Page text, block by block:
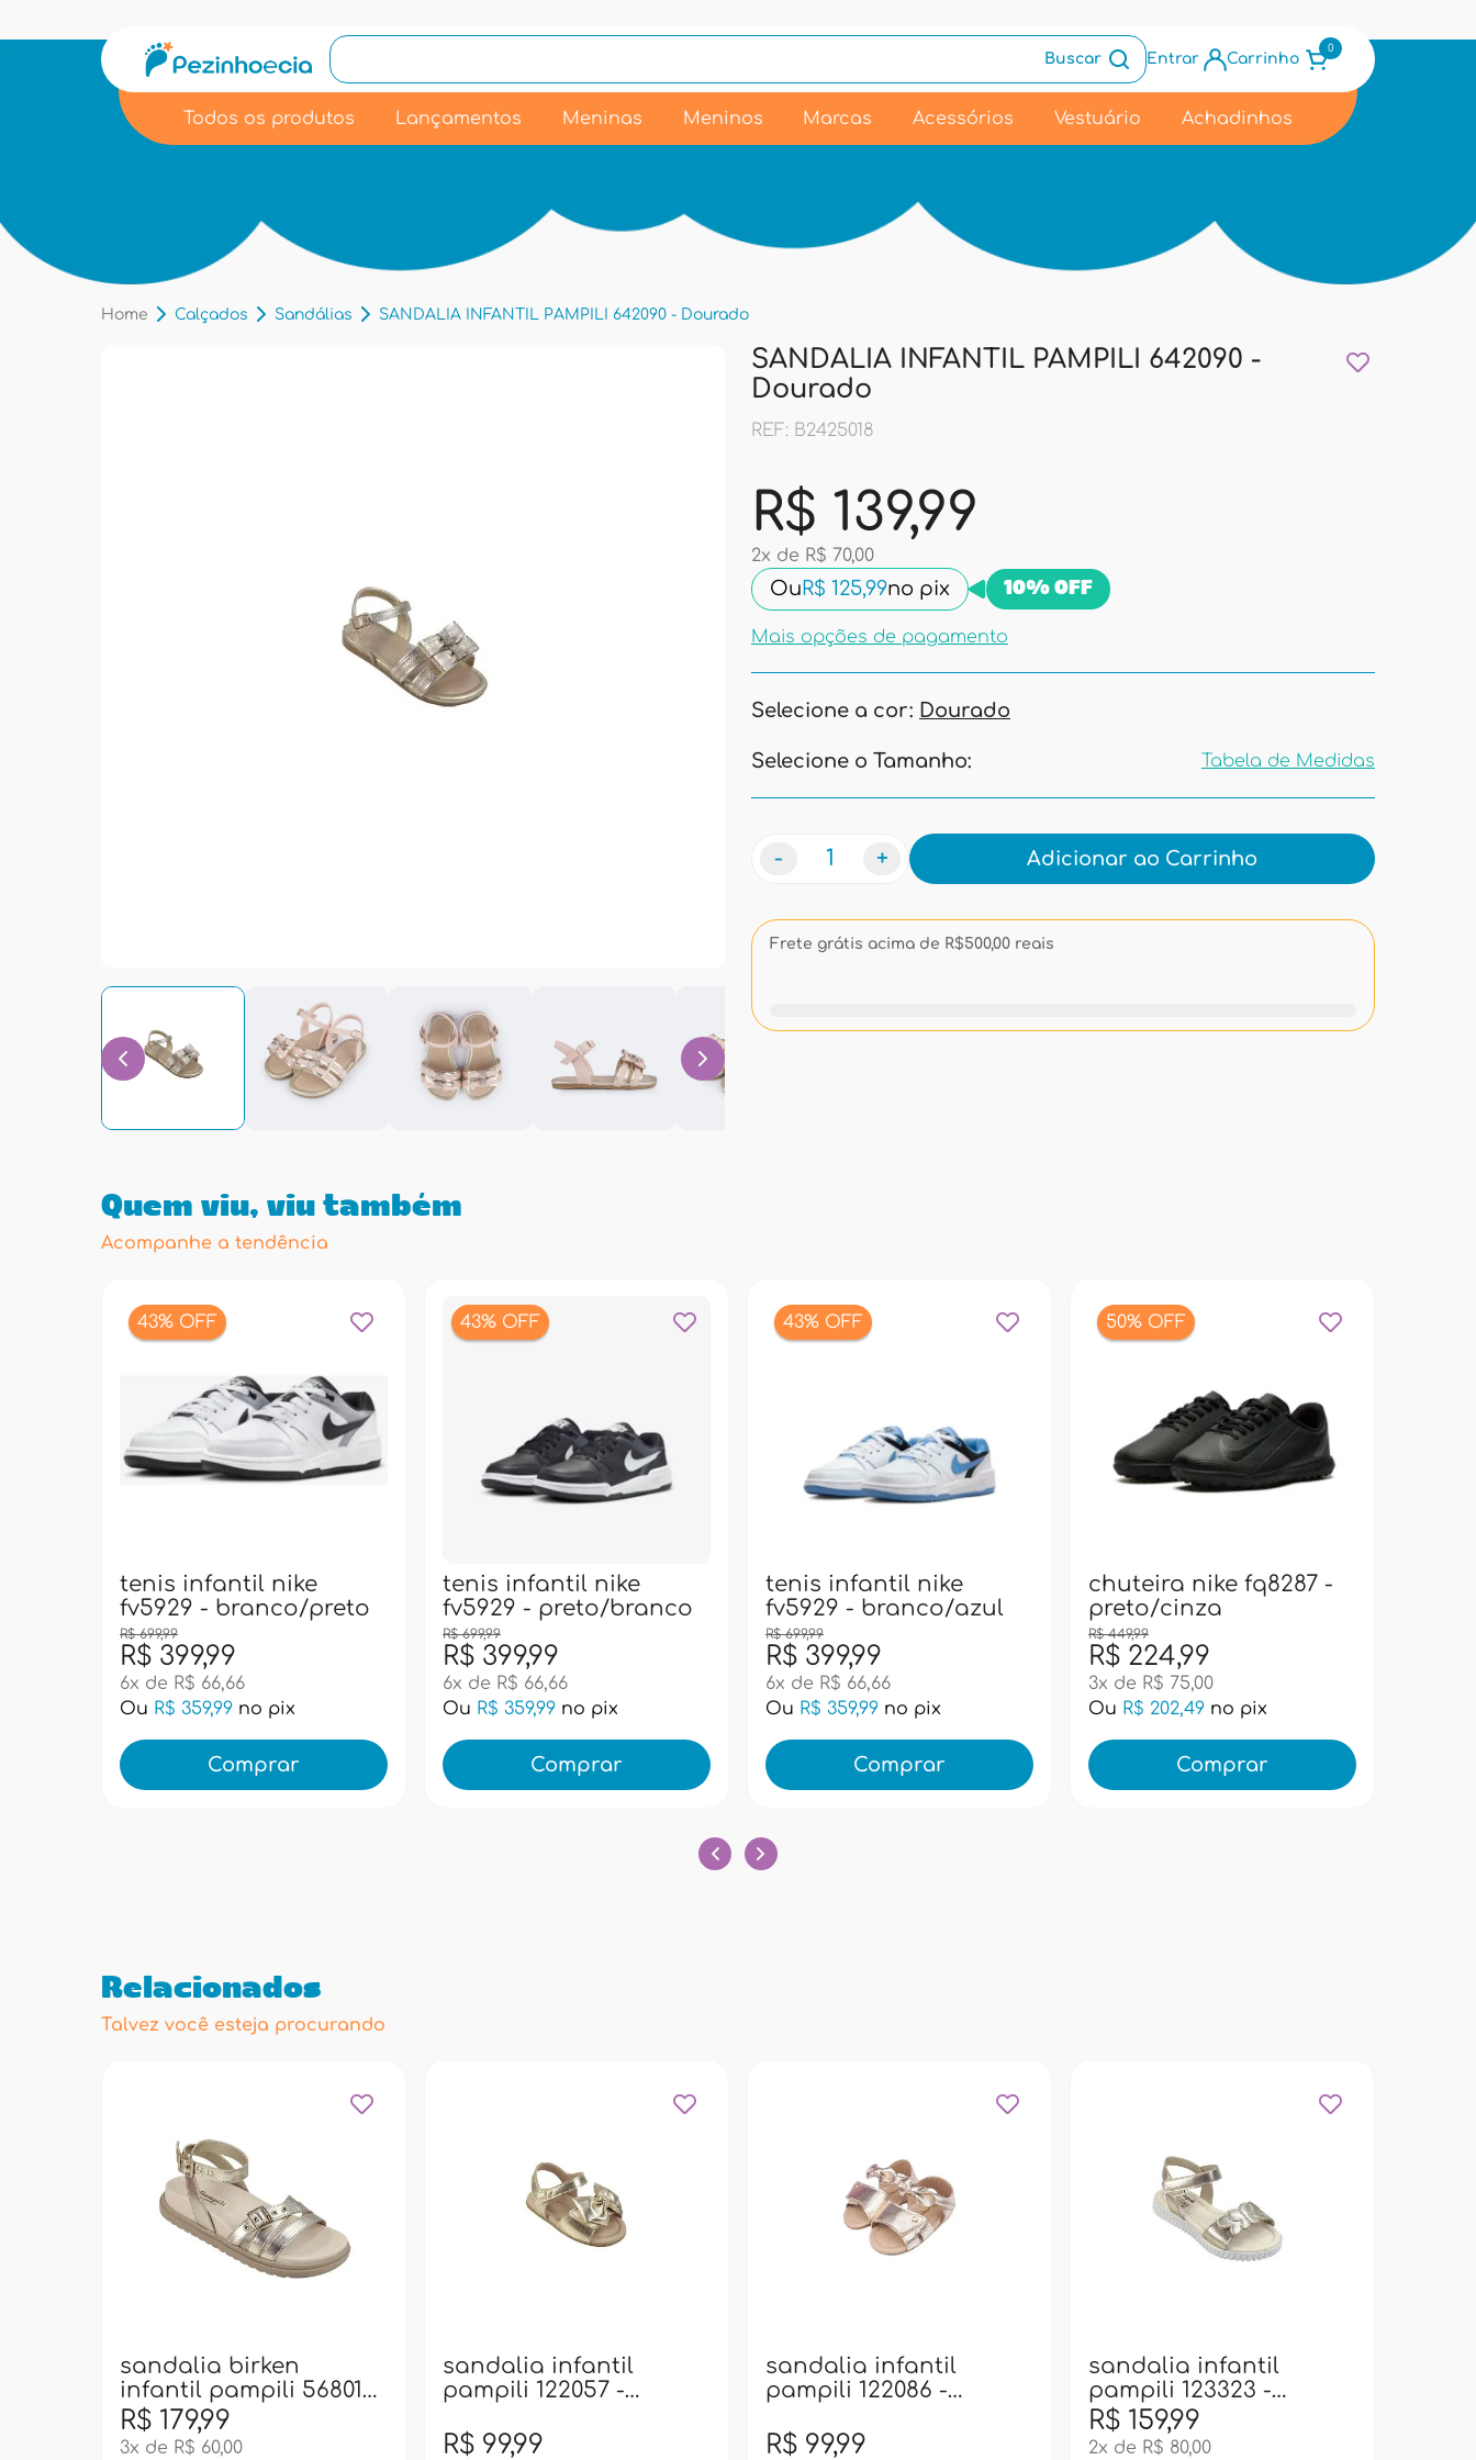
Buscar Entrar Carrinho
0
Todos os produtos Lançamentos Meninas Meninos Marcas Acessórios Vestuário Achadinhos
Home Calçados Sandálias SANDALIA INFANTIL PAMPILI 642090 - Dourado
SANDALIA INFANTIL PAMPILI 642090 -
Dourado
REF: B2425018
R$ 139,99
2x de R$ 70,00
Ou R$ 125,99no pix 10% OFF
Mais opções de pagamento
Selecione a cor: Dourado
Selecione o Tamanho: Tabela de Medidas
Medidas
- + Adicionar ao Carrinho
Frete grátis acima de R$500,00 reais
Quem viu, viu também
Acompanhe a tendência
43% OFF
tenis infantil nike
fv5929 - branco/preto
R$ 399,99
R$ 699,99
6x de R$ 66,66
Ou R$ 359,99 no pix
Comprar
43% OFF
tenis infantil nike
fv5929 - preto/branco
R$ 399,99
R$ 699,99
6x de R$ 66,66
Ou R$ 359,99 no pix
Comprar
43% OFF
tenis infantil nike
fv5929 - branco/azul
R$ 399,99
R$ 699,99
6x de R$ 66,66
Ou R$ 359,99 no pix
Comprar
50% OFF
chuteira nike fq8287 -
preto/cinza
R$ 224,99
R$ 449,99
3x de R$ 75,00
Ou R$ 202,49 no pix
Comprar
Relacionados
Talvez você esteja procurando
sandalia birken
infantil pampili 568012
- dourado
R$ 179,99
3x de R$ 60,00
sandalia infantil
pampili 122057 -
R$ 99,99
sandalia infantil
pampili 122086 -
R$ 99,99
sandalia infantil
pampili 123323 -
dourado
R$ 159,99
2x de R$ 80,00